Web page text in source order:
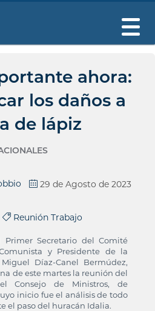
ahora:
los daños a
de lápiz
29 de Agosto de 2023
Reunión Trabajo
Primer Secretario del Comité
y Presidente de la
Díaz-Canel Bermúdez,
de este martes la reunión del
Consejo de Ministros, de
inicio fue el análisis de todo
el paso del huracán Idalia.